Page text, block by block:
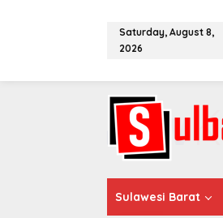
o
Saturday, August 8,
2026
Sulawesi Barat